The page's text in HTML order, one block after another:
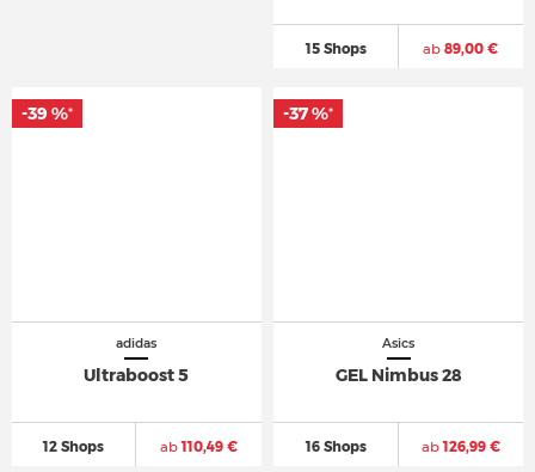
15 Shops ab 89,00 €
adidas
Ultraboost 5
12 Shops ab110,49 €
-39 %*
Asics
GEL Nimbus 28
16 Shops ab126,99 €
-37 %*